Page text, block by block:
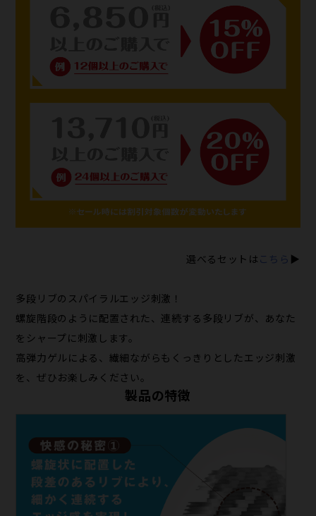
選べるセットは こちら ▶
多段リブのスパイラルエッジ刺激！
螺旋階段のように配置された、連続する多段リブが、あなた
をシャープに刺激します。
高弾力ゲルによる、繊細ながらもくっきりとしたエッジ刺激
を、ぜひお楽しみください。
製品の特徴